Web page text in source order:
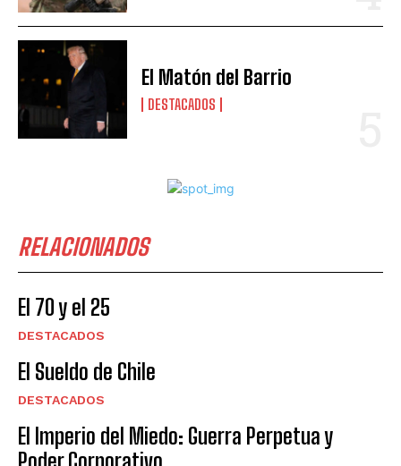
El Matón del Barrio
DESTACADOS
RELACIONADOS
El 70 y el 25
DESTACADOS
El Sueldo de Chile
DESTACADOS
El Imperio del Miedo: Guerra Perpetua y